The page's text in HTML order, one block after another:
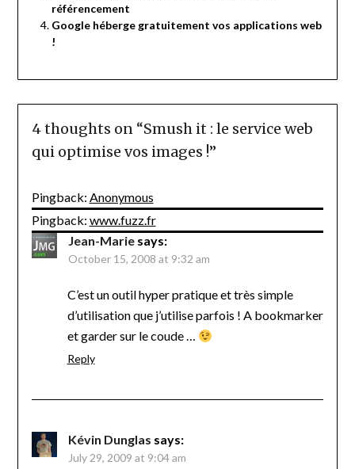
référencement
Google héberge gratuitement vos applications web
!
4 thoughts on “Smush it : le service web
qui optimise vos images !”
Pingback: Anonymous
Pingback: www.fuzz.fr
Jean-Marie says:
October 15, 2008 at 9:32 am
C’est un outil hyper pratique et très simple
d’utilisation que j’utilise parfois ! A bookmarker
et garder sur le coude …
Reply
Kévin Dunglas says:
July 29, 2009 at 9:04 am